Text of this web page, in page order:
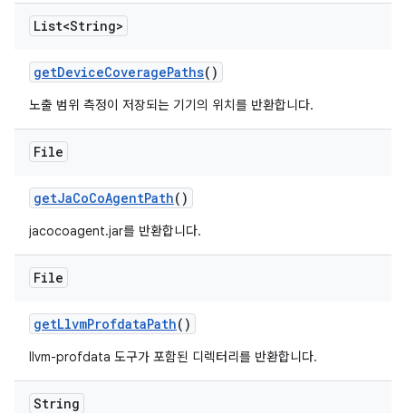
List<String>
getDeviceCoveragePaths()
노출 범위 측정이 저장되는 기기의 위치를 반환합니다.
File
getJaCoCoAgentPath()
jacocoagent.jar를 반환합니다.
File
getLlvmProfdataPath()
llvm-profdata 도구가 포함된 디렉터리를 반환합니다.
String